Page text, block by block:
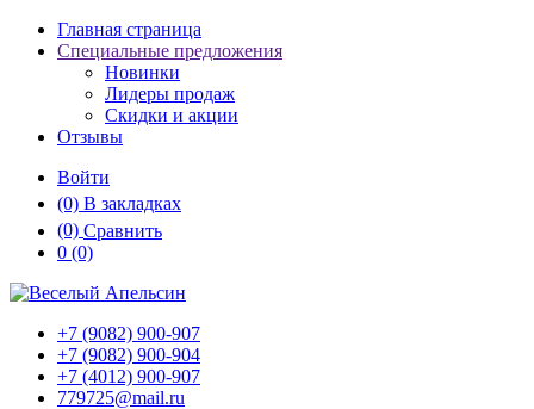
Главная страница
Специальные предложения
Новинки
Лидеры продаж
Скидки и акции
Отзывы
Войти
(0) В закладках
(0) Сравнить
0 (0)
+7 (9082) 900-907
+7 (9082) 900-904
+7 (4012) 900-907
779725@mail.ru